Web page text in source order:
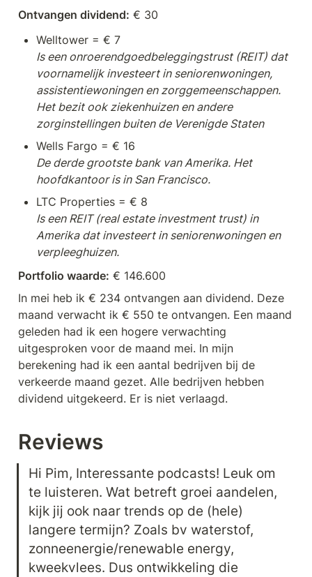
Ontvangen dividend: € 30
Is een onroerendgoedbeleggingstrust (REIT) dat
voornamelijk investeert in seniorenwoningen,
assistentiewoningen en zorggemeenschappen.
Het bezit ook ziekenhuizen en andere
zorginstellingen buiten de Verenigde Staten
De derde grootste bank van Amerika. Het
hoofdkantoor is in San Francisco.
Is een REIT (real estate investment trust) in
Amerika dat investeert in seniorenwoningen en
verpleeghuizen.
Portfolio waarde: € 146.600
In mei heb ik € 234 ontvangen aan dividend. Deze
maand verwacht ik € 550 te ontvangen. Een maand
geleden had ik een hogere verwachting
uitgesproken voor de maand mei. In mijn
berekening had ik een aantal bedrijven bij de
verkeerde maand gezet. Alle bedrijven hebben
dividend uitgekeerd. Er is niet verlaagd.
Reviews
Hi Pim, Interessante podcasts! Leuk om
te luisteren. Wat betreft groei aandelen,
kijk jij ook naar trends op de (hele)
langere termijn? Zoals bv waterstof,
zonneenergie/renewable energy,
kweekvlees. Dus ontwikkeling die